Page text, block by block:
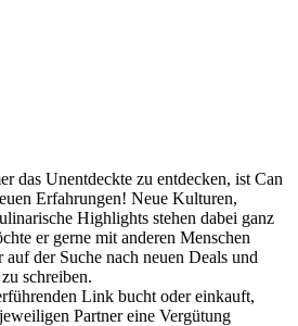
das Unentdeckte zu entdecken, ist Can
Erfahrungen! Neue Kulturen,
Highlights stehen dabei ganz
er gerne mit anderen Menschen
der Suche nach neuen Deals und
schreiben.
Link bucht oder einkauft,
Partner eine Vergütung